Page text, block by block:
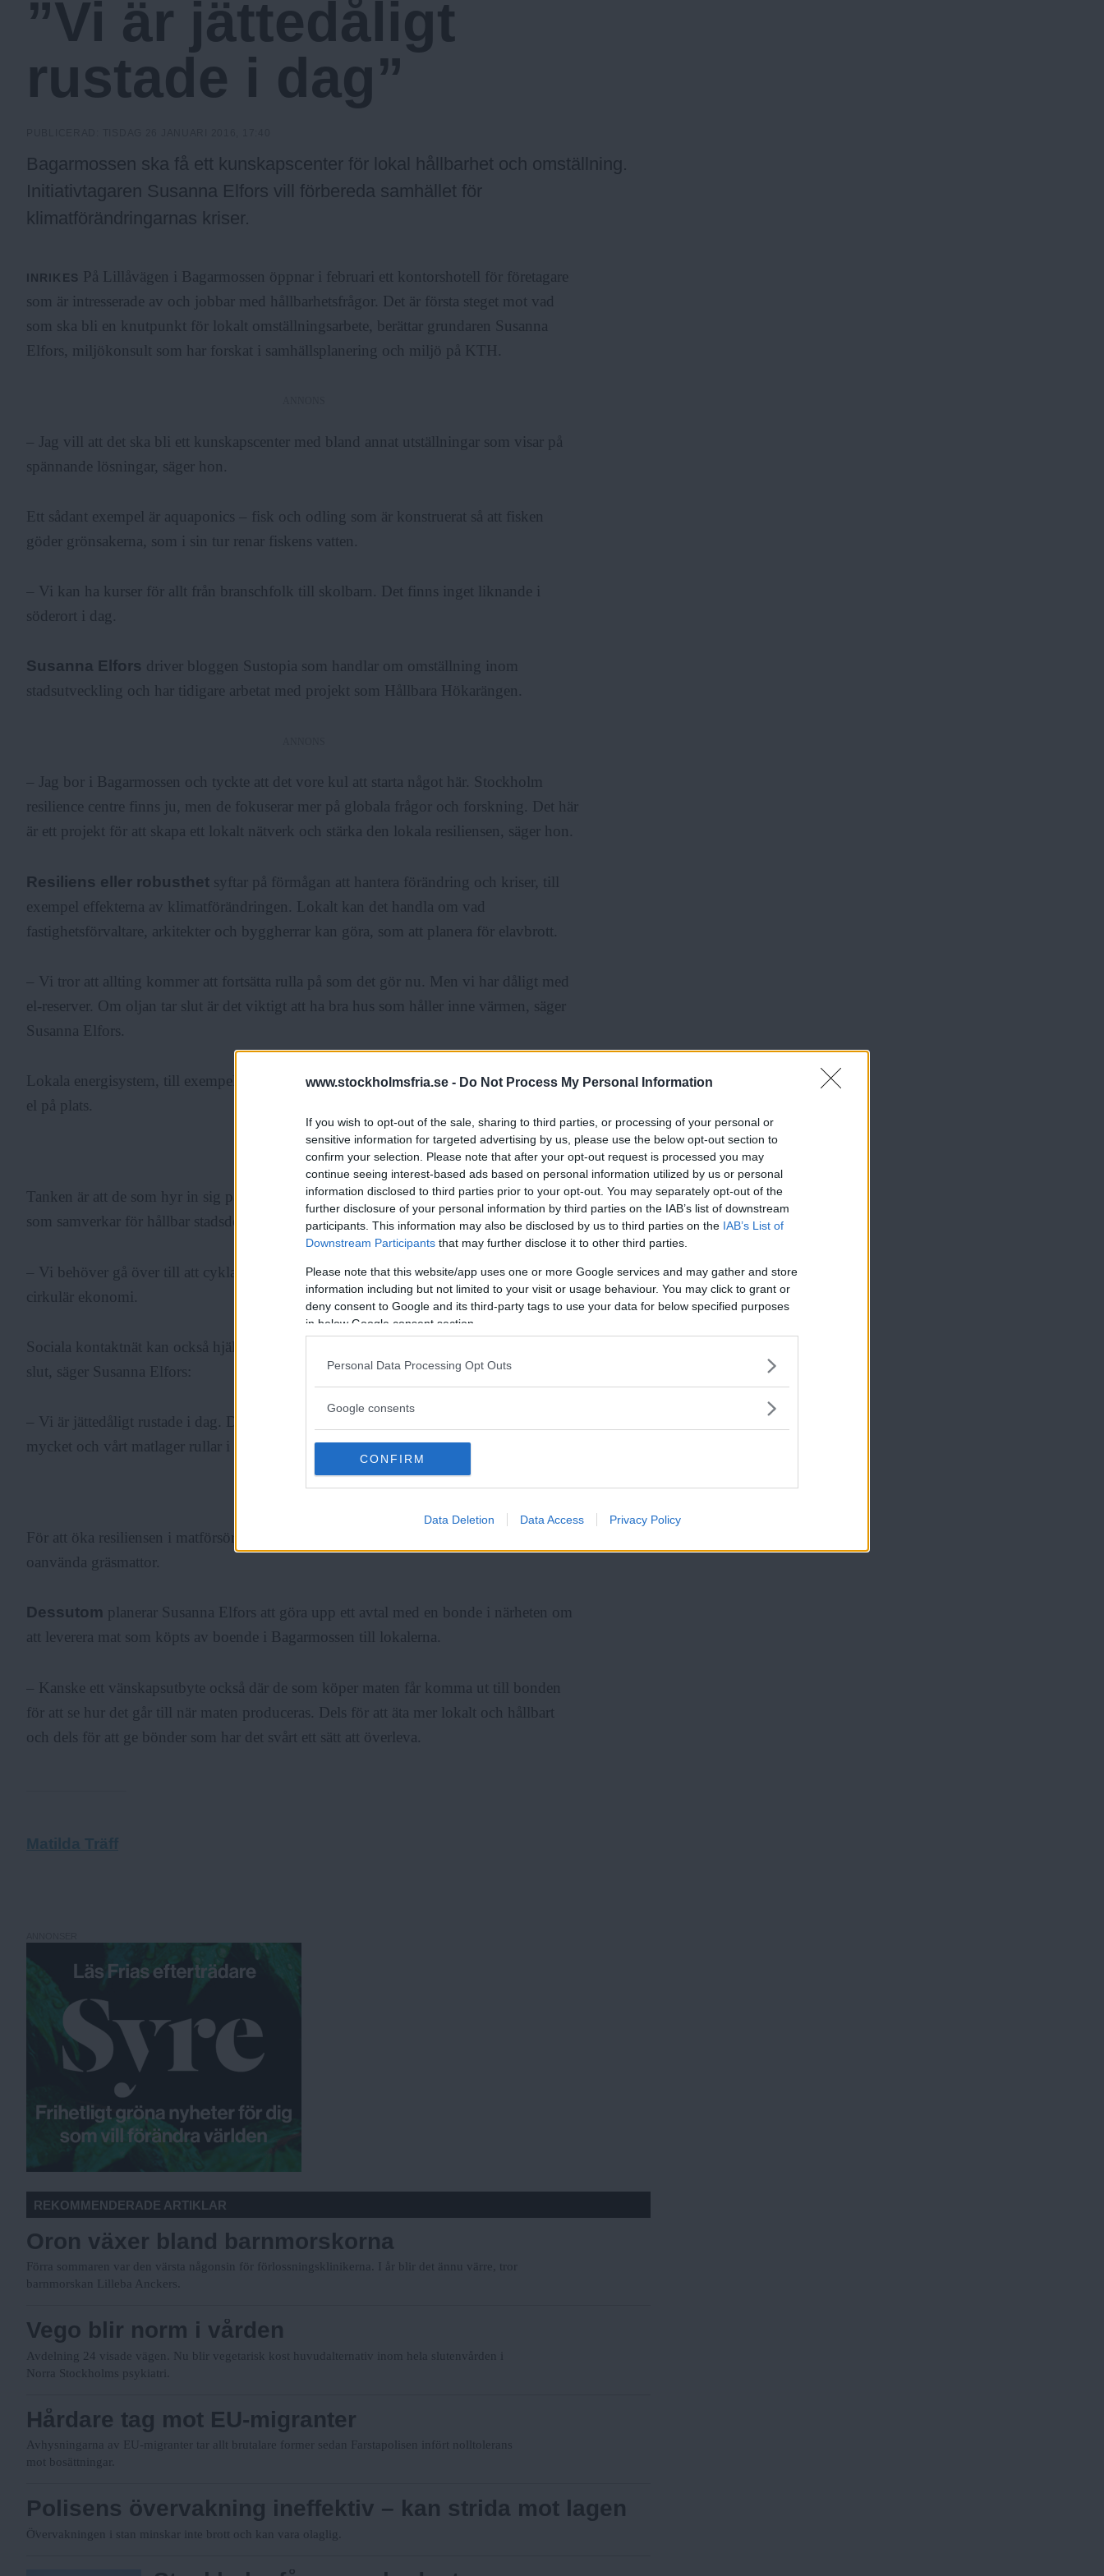
www.stockholmsfria.se - Do Not Process My Personal Information
If you wish to opt-out of the sale, sharing to third parties, or processing of your personal or
sensitive information for targeted advertising by us, please use the below opt-out section to
confirm your selection. Please note that after your opt-out request is processed you may
continue seeing interest-based ads based on personal information utilized by us or personal
information disclosed to third parties prior to your opt-out. You may separately opt-out of the
further disclosure of your personal information by third parties on the IAB’s list of downstream
participants. This information may also be disclosed by us to third parties on the IAB’s List of
Downstream Participants that may further disclose it to other third parties.
Please note that this website/app uses one or more Google services and may gather and store
information including but not limited to your visit or usage behaviour. You may click to grant or
deny consent to Google and its third-party tags to use your data for below specified purposes
in below Google consent section.
Personal Data Processing Opt Outs
Google consents
CONFIRM
Data Deletion Data Access Privacy Policy
c
k
h
o
m
s
F
r
i
a
Läs Frias efterträdare!
Syreär Sveriges enda gröna dagstidning som
finns både digitalt och i tryck.
”Vi är jättedåligt
rustade i dag”
Bagarmossen ska få ett kunskapscenter för lokal hållbarhet och omställning.
Initiativtagaren Susanna Elfors vill förbereda samhället för
klimatförändringarnas kriser.
INRIKES På Lillåvägen i Bagarmossen öppnar i februari ett kontorshotell för företagare
som är intresserade av och jobbar med hållbarhetsfrågor. Det är första steget mot vad
som ska bli en knutpunkt för lokalt omställningsarbete, berättar grundaren Susanna
Elfors, miljökonsult som har forskat i samhällsplanering och miljö på KTH.
– Jag vill att det ska bli ett kunskapscenter med bland annat utställningar som visar på
spännande lösningar, säger hon.
Ett sådant exempel är aquaponics – fisk och odling som är konstruerat så att fisken
göder grönsakerna, som i sin tur renar fiskens vatten.
– Vi kan ha kurser för allt från branschfolk till skolbarn. Det finns inget liknande i
söderort i dag.
Susanna Elfors driver bloggen Sustopia som handlar om omställning inom
stadsutveckling och har tidigare arbetat med projekt som Hållbara Hökarängen.
– Jag bor i Bagarmossen och tyckte att det vore kul att starta något här. Stockholm
resilience centre finns ju, men de fokuserar mer på globala frågor och forskning. Det här
är ett projekt för att skapa ett lokalt nätverk och stärka den lokala resiliensen, säger hon.
Resiliens eller robusthet syftar på förmågan att hantera förändring och kriser, till
exempel effekterna av klimatförändringen. Lokalt kan det handla om vad
fastighetsförvaltare, arkitekter och byggherrar kan göra, som att planera för elavbrott.
– Vi tror att allting kommer att fortsätta rulla på som det gör nu. Men vi har dåligt med
el-reserver. Om oljan tar slut är det viktigt att ha bra hus som håller inne värmen, säger
Susanna Elfors.
Lokala energisystem, till exempel solceller, har bra resiliens eftersom de kan producera
el på plats.
ANNONS
Tanken är att de som hyr in sig på i kontorshotellet kommer att ingå i ett kontaktnätverk
som samverkar för hållbar stadsdelsutveckling.
– Vi behöver gå över till att cykla mer och låna varandras bilar, som är stort inom
cirkulär ekonomi.
Sociala kontaktnät kan också hjälpa oss att hantera en social kris när naturresurserna tar
slut, säger Susanna Elfors:
– Vi är jättedåligt rustade i dag. Det finns ingen matreserv i Sverige, vi importerar
mycket och vårt matlager rullar i princip i lastbilar på vägarna.
För att öka resiliensen i matförsörjningen kan man till exempel odla upp stadens stora
oanvända gräsmattor.
Dessutom planerar Susanna Elfors att göra upp ett avtal med en bonde i närheten om
att leverera mat som köpts av boende i Bagarmossen till lokalerna.
– Kanske ett vänskapsutbyte också där de som köper maten får komma ut till bonden
för att se hur det går till när maten produceras. Dels för att äta mer lokalt och hållbart
och dels för att ge bönder som har det svårt ett sätt att överleva.
Matilda Träff
REKOMMENDERADE ARTIKLAR
Oron växer bland barnmorskorna
Förra sommaren var den värsta någonsin för förlossningsklinikerna. I år blir det ännu värre, tror
barnmorskan Lilleba Anckers.
Vego blir norm i vården
Avdelning 24 visade vägen. Nu blir vegetarisk kost huvudalternativ inom hela slutenvården i
Norra Stockholms psykiatri.
Hårdare tag mot EU-migranter
Avhysningarna av EU-migranter tar allt brutalare former sedan Farstapolisen infört nolltolerans
mot bosättningar.
Polisens övervakning ineffektiv – kan strida mot lagen
Ö̈vervakningen i stan minskar inte brott och kan vara olaglig.